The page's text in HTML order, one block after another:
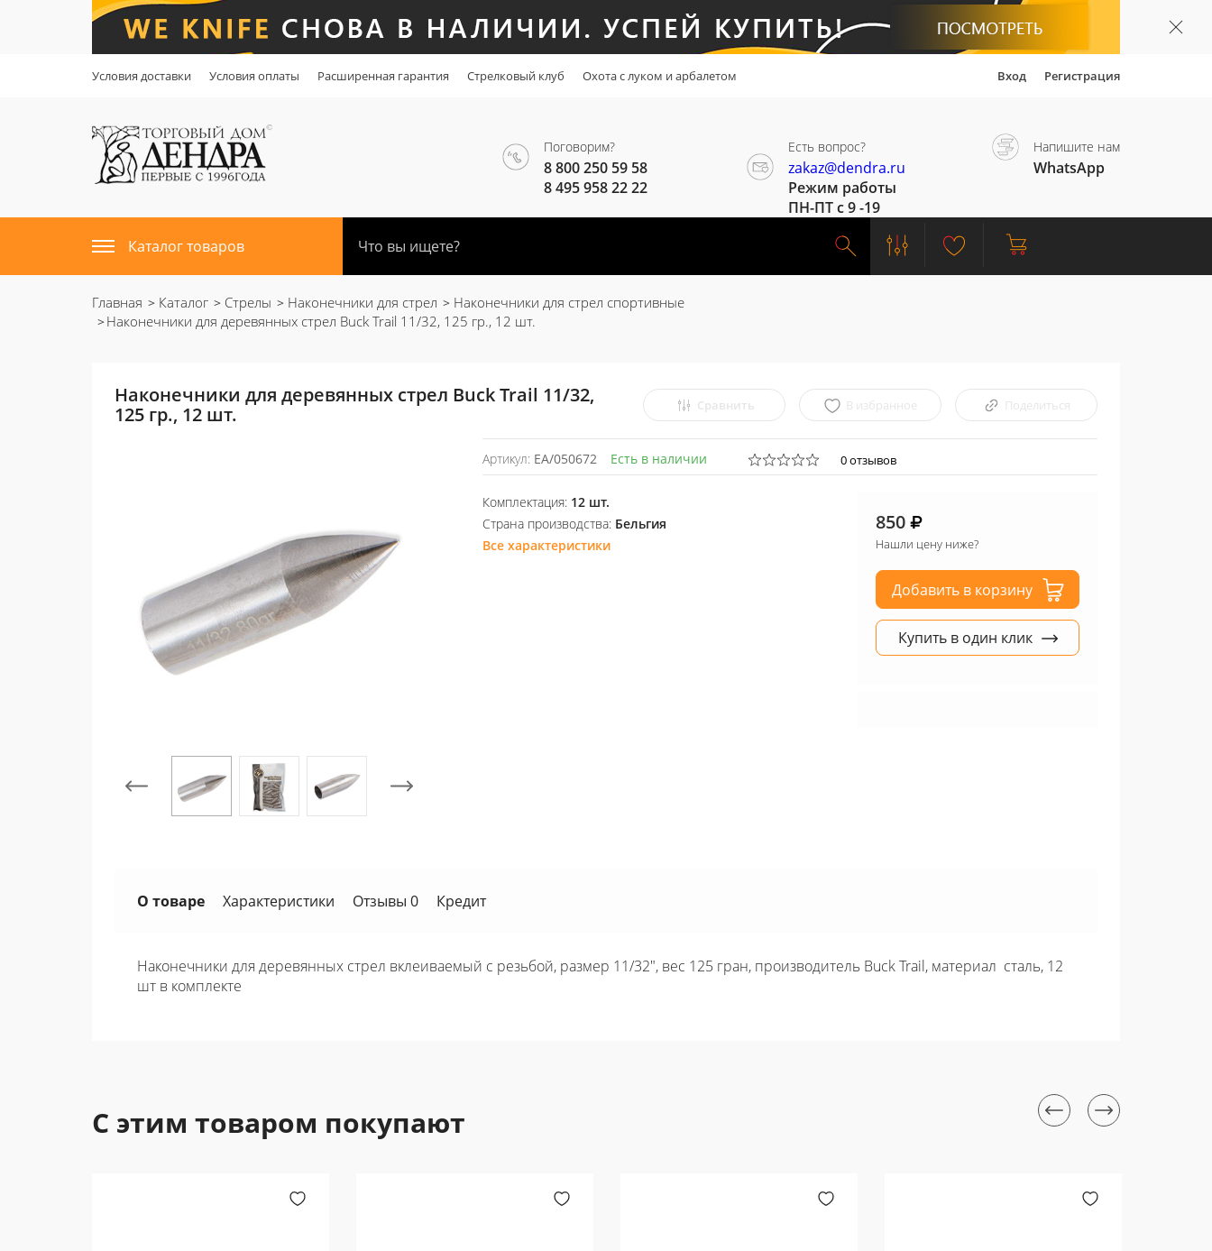
Условия доставки Условия оплаты Расширенная гарантия Стрелковый клуб Охота с луком и арбалетом Вход Регистрация
Поговорим?
8 800 250 59 58
8 495 958 22 22
Есть вопрос?
zakaz@dendra.ru
Режим работы
ПН-ПТ с 9 -19
Напишите нам
WhatsApp
Каталог товаров
Главная Каталог Стрелы Наконечники для стрел
Наконечники для стрел спортивные
Наконечники для деревянных стрел Buck Trail 11/32, 125 гр., 12 шт.
Наконечники для деревянных стрел Buck Trail 11/32,
125 гр., 12 шт.
Сравнить В избранное Поделиться
Артикул: EA/050672 Есть в наличии 0 отзывов
Комплектация: 12 шт.
Страна производства: Бельгия
Все характеристики
850
Нашли цену ниже?
Добавить в корзину
Купить в один клик
О товаре Характеристики Отзывы 0 Кредит
Наконечники для деревянных стрел вклеиваемый с резьбой, размер 11/32", вес 125 гран, производитель Buck Trail, материал сталь, 12
шт в комплекте
С этим товаром покупают